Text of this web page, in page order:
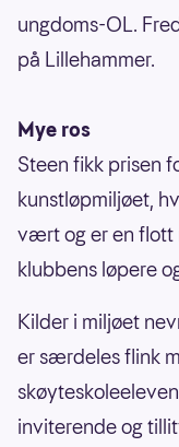
ungdoms-OL.
på Lillehammer.
Mye ros
Steen fikk prisen
kunstløpmiljøet,
vært og er en flott
klubbens løpere
Kilder i miljøet
er særdeles flink
inviterende og